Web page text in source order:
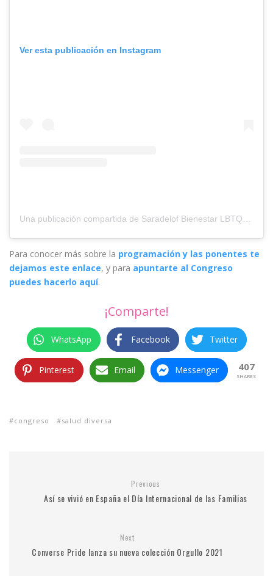
Ver esta publicación en Instagram
Para conocer más sobre la programación y las ponentes te
dejamos este enlace, y para apuntarte al Congreso
puedes hacerlo aquí.
¡Comparte!
WhatsApp Facebook Twitter
Pinterest Email Messenger 407
SHARES
congreso salud diversa
Previous
Así se vivió en España el Día Internacional de las Familias
Next
Converse Pride lanza su nueva colección Orgullo 2021